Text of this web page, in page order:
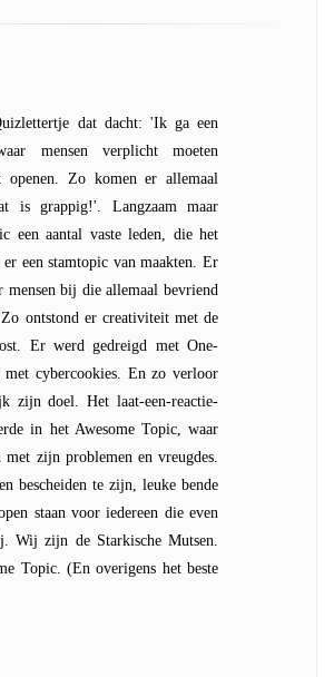
dat dacht: 'Ik ga een
mensen verplicht moeten
openen. Zo komen er allemaal
is grappig!'. Langzaam maar
een aantal vaste leden, die het
een stamtopic van maakten. Er
mensen bij die allemaal bevriend
ontstond er creativiteit met de
Er werd gedreigd met One-
met cybercookies. En zo verloor
zijn doel. Het laat-een-reactie-
in het Awesome Topic, waar
met zijn problemen en vreugdes.
bescheiden te zijn, leuke bende
staan voor iedereen die even
Wij zijn de Starkische Mutsen.
Topic. (En overigens het beste